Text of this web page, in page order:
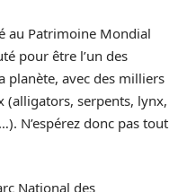
au Patrimoine Mondial
pour être l’un des
planète, avec des milliers
(alligators, serpents, lynx,
N’espérez donc pas tout
National des